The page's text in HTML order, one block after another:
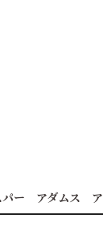
パー アダムス